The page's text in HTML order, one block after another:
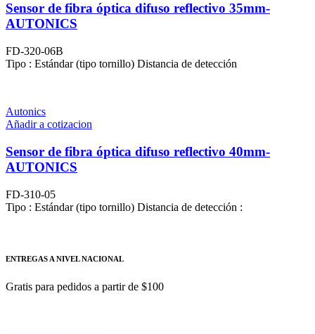
Sensor de fibra óptica difuso reflectivo 35mm-
AUTONICS
FD-320-06B
Tipo : Estándar (tipo tornillo) Distancia de detección
Autonics
Añadir a cotizacion
Sensor de fibra óptica difuso reflectivo 40mm-
AUTONICS
FD-310-05
Tipo : Estándar (tipo tornillo) Distancia de detección :
ENTREGAS A NIVEL NACIONAL
Gratis para pedidos a partir de $100